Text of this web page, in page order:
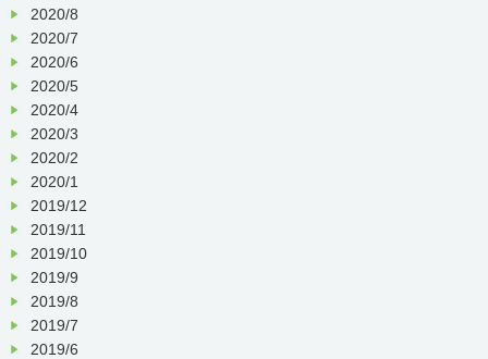
2020/8
2020/7
2020/6
2020/5
2020/4
2020/3
2020/2
2020/1
2019/12
2019/11
2019/10
2019/9
2019/8
2019/7
2019/6